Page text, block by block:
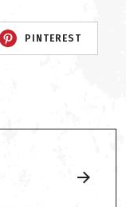
PINTEREST